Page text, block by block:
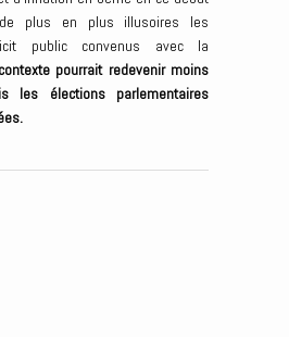
de plus en plus illusoires les
public convenus avec la
pourrait redevenir moins
les élections parlementaires